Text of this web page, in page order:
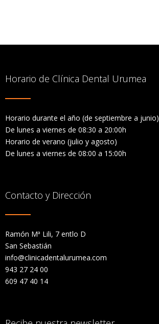
Horario de Clínica Dental Urumea
Horario durante el año (de septiembre a junio)
De lunes a viernes de 08:30 a 20:00h
Horario de verano (julio y agosto)
De lunes a viernes de 08:00 a 15:00h
Contacto y Dirección
Ramón Mª Lili, 7 entlo D
San Sebastián
info@clinicadentalurumea.com
943 27 24 00
609 47 40 14